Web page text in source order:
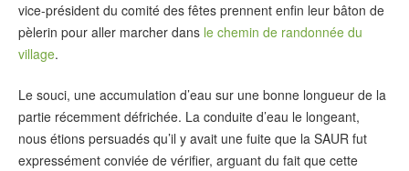
vice-président du comité des fêtes prennent enfin leur bâton de
pèlerin pour aller marcher dans le chemin de randonnée du
village.
Le souci, une accumulation d’eau sur une bonne longueur de la
partie récemment défrichée. La conduite d’eau le longeant,
nous étions persuadés qu’il y avait une fuite que la SAUR fut
expressément conviée de vérifier, arguant du fait que cette